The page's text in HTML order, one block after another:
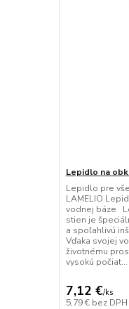
Lepidlo na
Lepidlo pre
LAMELIO
vodnej báze
stien je
a spoľahlivú
Vďaka svojej
životnému
vysokú počiat...
7,12 €/ks
5,79 € bez DPH